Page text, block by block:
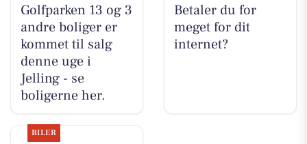
Golfparken 13 og 3
andre boliger er
kommet til salg
denne uge i
Jelling - se
boligerne her.
Betaler du for
meget for dit
internet?
BILER